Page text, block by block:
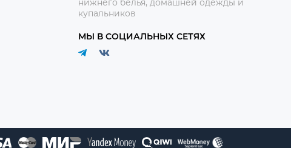
нижнего белья, домашней одежды и
купальников
МЫ В СОЦИАЛЬНЫХ СЕТЯХ